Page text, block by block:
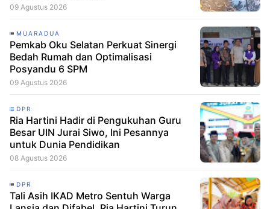
09 Agustus 2026
MUARADUA
Pemkab Oku Selatan Perkuat Sinergi
Bedah Rumah dan Optimalisasi
Posyandu 6 SPM
09 Agustus 2026
DPR
Ria Hartini Hadir di Pengukuhan Guru
Besar UIN Jurai Siwo, Ini Pesannya
untuk Dunia Pendidikan
08 Agustus 2026
DPR
Tali Asih IKAD Metro Sentuh Warga